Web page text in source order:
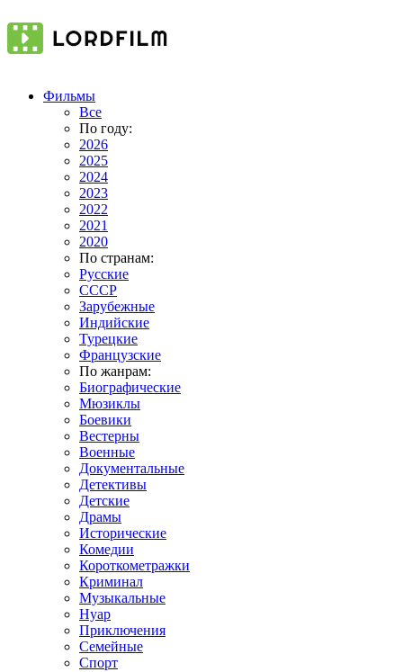
Фильмы
Все
По году:
2026
2025
2024
2023
2022
2021
2020
По странам:
Русские
СССР
Зарубежные
Индийские
Турецкие
Французские
По жанрам:
Биографические
Мюзиклы
Боевики
Вестерны
Военные
Документальные
Детективы
Детские
Драмы
Исторические
Комедии
Короткометражки
Криминал
Музыкальные
Нуар
Приключения
Семейные
Спорт